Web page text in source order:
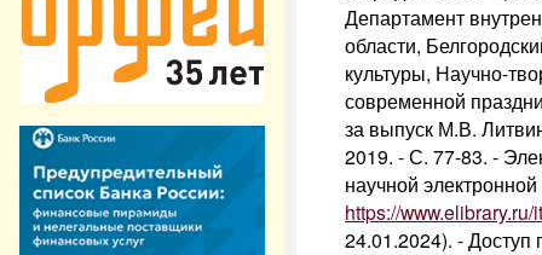
Департамент
области,
культуры, Научно-
современной
за выпуск М.В.
2019. - С. 77-83. -
научной
https://
24.01.2024). - Доступ